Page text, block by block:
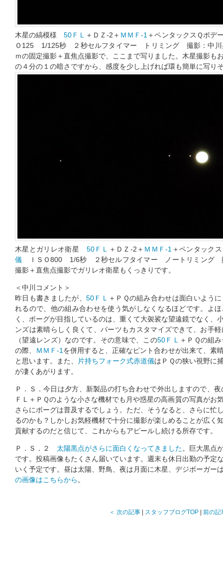
木星の縞模様50ＦＬ ＋ＤＺ-2＋ ＭＭＦ-1 ＋ペンタックスＱボデ
Ｏ125 1/125秒 ２秒セルフタイマー トリミング 撮影：中
ｍの固定撮影＋直焦点撮影で、ここまで写りました。木星撮影も
の４分の１の暗さですから、感度を少し上げれば環も簡単に写り
木星とガリレオ衛星 50ＦＬ ＋ＤＺ-2＋ ＭＭＦ-1 ＋ペンタック
儀 ＩＳＯ800 1/6秒 ２秒セルフタイマー ノートリミング
撮影＋直焦点撮影でガリレオ衛星もくっきりです。
＜中川コメント＞
昨日も書きましたが、50ＦＬ
＋ＰＱの組み合わせは面白いよう
れるので、他の組み合わせを使う気がしなくなるほどです。よ
く、ボーグが目指しているのは、重くて大袈裟な望遠鏡でなく、
ンズは素晴らしく良くて、パーツもカスタマイズできて、お手
（望遠レンズ）なのです。その意味で、この50ＦＬ
＋ＰＱの組
の際、
ＭＭＦ-1 を併用すると、正確なピント合わせが出来て、素
と思います。また、
片持ちフォーク式赤道儀はＰＱの狭い視野に
が凄くあがります。
Ｐ．Ｓ．今日は夕方、新製品の打ち合わせで外出しますので、
ＦＬ＋ＰＱのような小さな機材でも月や惑星の高画質の写真がお
さらにボーグは普及するでしょう。ただ、そうなると、さらに忙
るのかも？しかしお気軽機材で十分に撮影が楽しめることが広く
貢献するのだと信じて、これからもアピールし続ける所存です。
Ｐ．Ｓ．２ 太陽黒点がさらに面白くなってきました。巨大黒点
です。投稿画像もたくさん届いています。週末も休日出勤の予定
いく予定です。昼は太陽、野鳥、夜は月面に木星、デジボーガー
の画像はこちらから 。
＜ 次の記事 スタッフブログTOP 前の記